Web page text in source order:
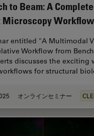
to Beam: A
Microscopy Workflow
entitled "A Multimodal
Workflow from
discusses the exciting
for structural
オンラインセミナー